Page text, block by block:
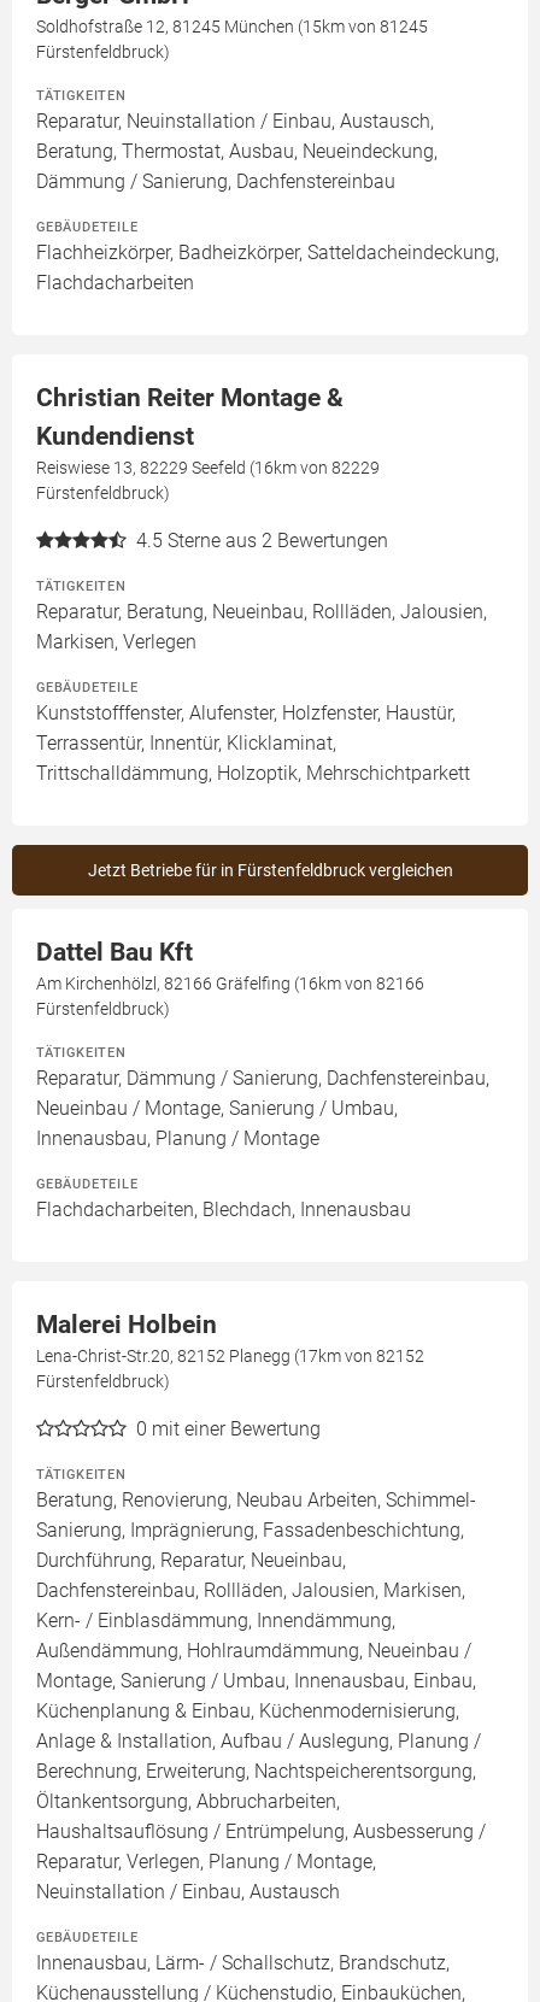
Soldhofstraße 12, 81245 München (15km von 81245
Fürstenfeldbruck)
TÄTIGKEITEN
Reparatur, Neuinstallation / Einbau, Austausch,
Beratung, Thermostat, Ausbau, Neueindeckung,
Dämmung / Sanierung, Dachfenstereinbau
GEBÄUDETEILE
Flachheizkörper, Badheizkörper, Satteldacheindeckung,
Flachdacharbeiten
Christian Reiter Montage &
Kundendienst
Reiswiese 13, 82229 Seefeld (16km von 82229
Fürstenfeldbruck)
4.5 Sterne aus 2 Bewertungen
TÄTIGKEITEN
Reparatur, Beratung, Neueinbau, Rollläden, Jalousien,
Markisen, Verlegen
GEBÄUDETEILE
Kunststofffenster, Alufenster, Holzfenster, Haustür,
Terrassentür, Innentür, Klicklaminat,
Trittschalldämmung, Holzoptik, Mehrschichtparkett
Jetzt Betriebe für in Fürstenfeldbruck vergleichen
Dattel Bau Kft
Am Kirchenhölzl, 82166 Gräfelfing (16km von 82166
Fürstenfeldbruck)
TÄTIGKEITEN
Reparatur, Dämmung / Sanierung, Dachfenstereinbau,
Neueinbau / Montage, Sanierung / Umbau,
Innenausbau, Planung / Montage
GEBÄUDETEILE
Flachdacharbeiten, Blechdach, Innenausbau
Malerei Holbein
Lena-Christ-Str.20, 82152 Planegg (17km von 82152
Fürstenfeldbruck)
0 mit einer Bewertung
TÄTIGKEITEN
Beratung, Renovierung, Neubau Arbeiten, Schimmel-
Sanierung, Imprägnierung, Fassadenbeschichtung,
Durchführung, Reparatur, Neueinbau,
Dachfenstereinbau, Rollläden, Jalousien, Markisen,
Kern- / Einblasdämmung, Innendämmung,
Außendämmung, Hohlraumdämmung, Neueinbau /
Montage, Sanierung / Umbau, Innenausbau, Einbau,
Küchenplanung & Einbau, Küchenmodernisierung,
Anlage & Installation, Aufbau / Auslegung, Planung /
Berechnung, Erweiterung, Nachtspeicherentsorgung,
Öltankentsorgung, Abbrucharbeiten,
Haushaltsauflösung / Entrümpelung, Ausbesserung /
Reparatur, Verlegen, Planung / Montage,
Neuinstallation / Einbau, Austausch
GEBÄUDETEILE
Innenausbau, Lärm- / Schallschutz, Brandschutz,
Küchenausstellung / Küchenstudio, Einbauküchen,